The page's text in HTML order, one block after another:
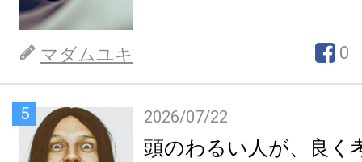
マダムユキ 0
5 2026/07/22
頭のわるい人が、良く